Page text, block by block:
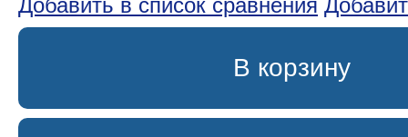
Добавить в список сравнения
В корзину